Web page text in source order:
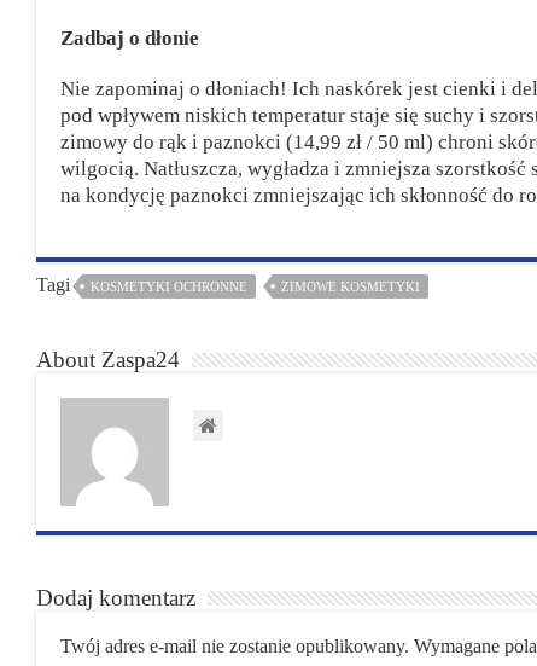
Zadbaj o dłonie
Nie zapominaj o dłoniach! Ich naskórek jest cienki i
pod wpływem niskich temperatur staje się suchy i
zimowy do rąk i paznokci (14,99 zł / 50 ml) chroni
wilgocią. Natłuszcza, wygładza i zmniejsza
na kondycję paznokci zmniejszając ich skłonność do
Tagi KOSMETYKI OCHRONNE ZIMOWE KOSMETYKI
About Zaspa24
Dodaj komentarz
Twój adres e-mail nie zostanie opublikowany. Wymagane